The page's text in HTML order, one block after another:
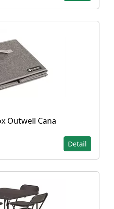
Outwell Cana
Detail